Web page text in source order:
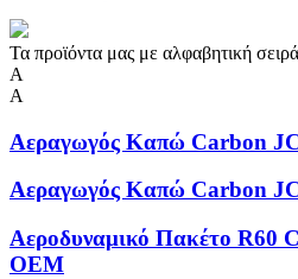
Τα προϊόντα μας με αλφαβητική
Α
Α
Αεραγωγός Καπώ Carbon
Αεραγωγός Καπώ Carbon
Αεροδυναμικό Πακέτο R60
OEM